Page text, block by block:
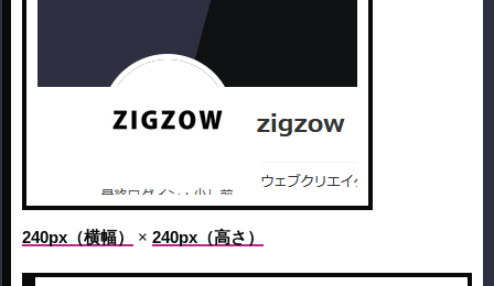
240px（横幅） × 240px（高さ）